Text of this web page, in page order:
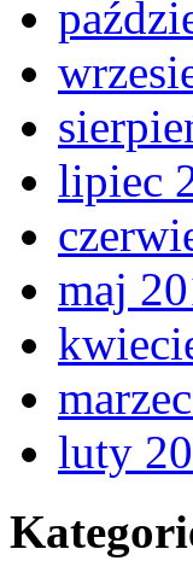
lipiec
maj
luty